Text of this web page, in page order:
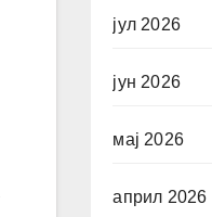
јул 2026
јун 2026
мај 2026
април 2026